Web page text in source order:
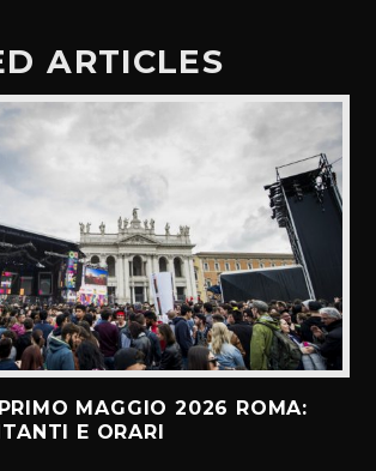
ARTICLES
MAGGIO 2026 ROMA:
E ORARI